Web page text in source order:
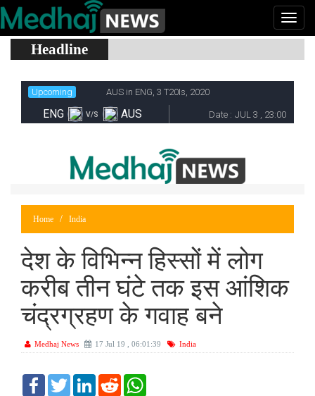
Headline
Home India
देश के विभिन्न हिस्सों में लोग
करीब तीन घंटे तक इस आंशिक
चंद्रग्रहण के गवाह बने
Medhaj News 17 Jul 19 , 06:01:39 India
F
T
L
R